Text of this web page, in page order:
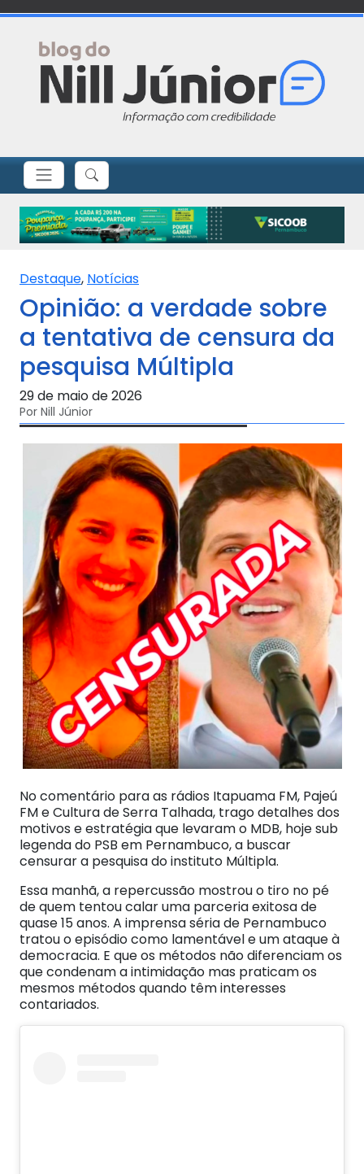
Destaque, Notícias
Opinião: a verdade sobre
a tentativa de censura da
pesquisa Múltipla
29 de maio de 2026
Por Nill Júnior
No comentário para as rádios Itapuama FM, Pajeú
FM e Cultura de Serra Talhada, trago detalhes dos
motivos e estratégia que levaram o MDB, hoje sub
legenda do PSB em Pernambuco, a buscar
censurar a pesquisa do instituto Múltipla.
Essa manhã, a repercussão mostrou o tiro no pé
de quem tentou calar uma parceria exitosa de
quase 15 anos. A imprensa séria de Pernambuco
tratou o episódio como lamentável e um ataque à
democracia. E que os métodos não diferenciam os
que condenam a intimidação mas praticam os
mesmos métodos quando têm interesses
contariados.